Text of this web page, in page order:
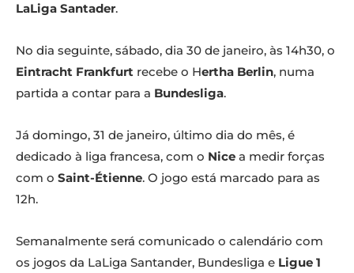
LaLiga Santader.
No dia seguinte, sábado, dia 30 de janeiro, às 14h30, o
Eintracht Frankfurt recebe o Hertha Berlin, numa
partida a contar para a Bundesliga.
Já domingo, 31 de janeiro, último dia do mês, é
dedicado à liga francesa, com o Nice a medir forças
com o Saint-Étienne. O jogo está marcado para as
12h.
Semanalmente será comunicado o calendário com
os jogos da LaLiga Santander, Bundesliga e Ligue 1